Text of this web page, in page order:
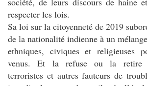
respecter les lois.
Sa loi sur la citoyenneté de 2019
de la nationalité indienne à un
ethniques, civiques et religieuses
venus. Et la refuse ou la retire
terroristes et autres fauteurs de